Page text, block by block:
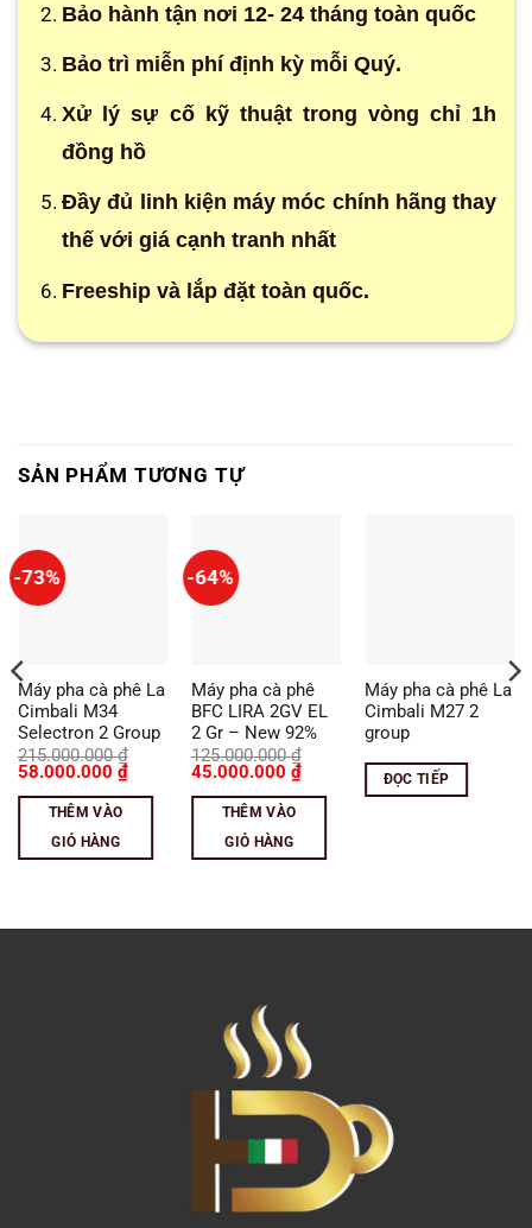
Bảo hành tận nơi 12- 24 tháng toàn quốc
Bảo trì miễn phí định kỳ mỗi Quý.
Xử lý sự cố kỹ thuật trong vòng chỉ 1h
đồng hồ
Đầy đủ linh kiện máy móc chính hãng thay
thế với giá cạnh tranh nhất
Freeship và lắp đặt toàn quốc.
SẢN PHẨM TƯƠNG TỰ
-73%
Máy pha cà phê La
Cimbali M34
Selectron 2 Group
215.000.000₫
Giá
là:
215.000.000 ₫.
58.000.000 ₫Giá
hiện
tại
58.000.000 ₫.
THÊM VÀO
GIỎ HÀNG
-64%
Máy pha cà phê
BFC LIRA 2GV EL
2 Gr – New 92%
125.000.000₫
Giá
là:
125.000.000 ₫.
45.000.000 ₫Giá
hiện
tại
THÊM VÀO
GIỎ HÀNG
Máy pha cà phê La
Cimbali M27 2
group
ĐỌC TIẾP